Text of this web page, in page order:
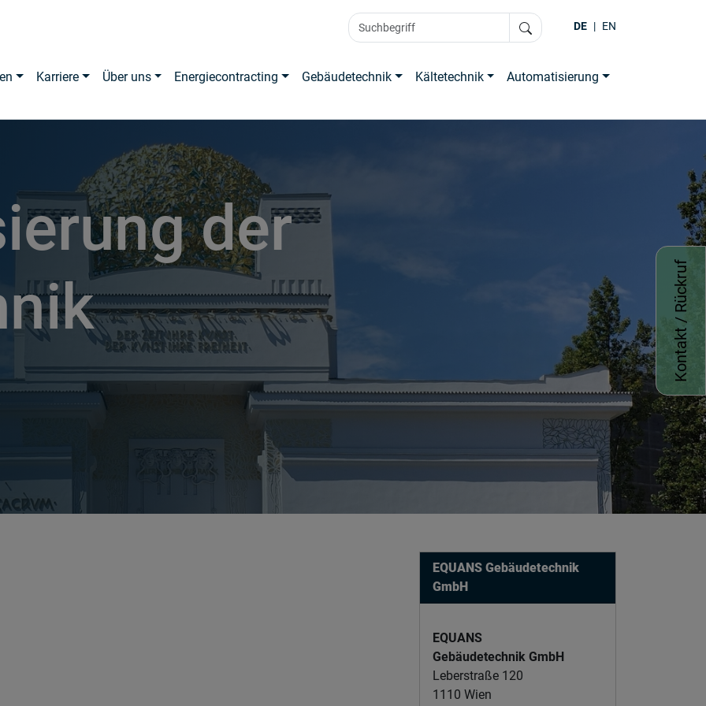
DE | EN
Karriere Über uns Energiecontracting Gebäudetechnik Kältetechnik Automatisierung
Kontakt / Rückruf
der
EQUANS Gebäudetechnik
GmbH
EQUANS
Gebäudetechnik GmbH
Leberstraße 120
1110 Wien